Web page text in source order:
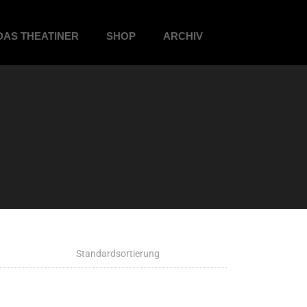
THEATINER SHOP ARCHIV